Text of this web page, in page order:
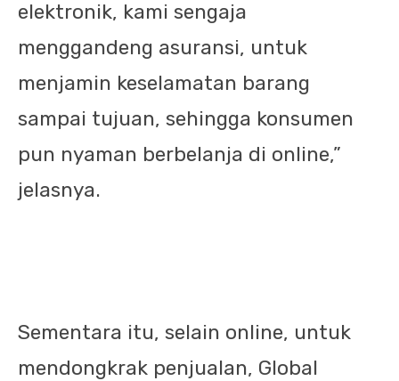
elektronik, kami sengaja
menggandeng asuransi, untuk
menjamin keselamatan barang
sampai tujuan, sehingga konsumen
pun nyaman berbelanja di online,”
jelasnya.
Sementara itu, selain online, untuk
mendongkrak penjualan, Global